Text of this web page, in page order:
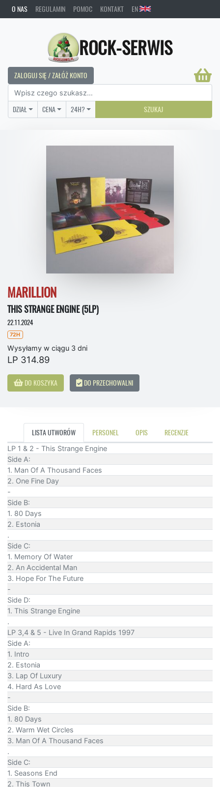
O NAS REGULAMIN POMOC KONTAKT EN
ROCK-SERWIS
ZALOGUJ SIĘ / ZAŁÓŻ KONTO
DZIAŁ CENA 24H? SZUKAJ
MARILLION
THIS STRANGE ENGINE (5LP)
22.11.2024
72H
Wysyłamy w ciągu 3 dni
LP 314.89
DO KOSZYKA DO PRZECHOWALNI
LISTA UTWORÓW PERSONEL OPIS RECENZJE
LP 1 & 2 - This Strange Engine
Side A:
1. Man Of A Thousand Faces
2. One Fine Day
-
Side B:
1. 80 Days
2. Estonia
.
Side C:
1. Memory Of Water
2. An Accidental Man
3. Hope For The Future
-
Side D:
1. This Strange Engine
.
LP 3,4 & 5 - Live In Grand Rapids 1997
Side A:
1. Intro
2. Estonia
3. Lap Of Luxury
4. Hard As Love
-
Side B:
1. 80 Days
2. Warm Wet Circles
3. Man Of A Thousand Faces
.
Side C:
1. Seasons End
2. This Town